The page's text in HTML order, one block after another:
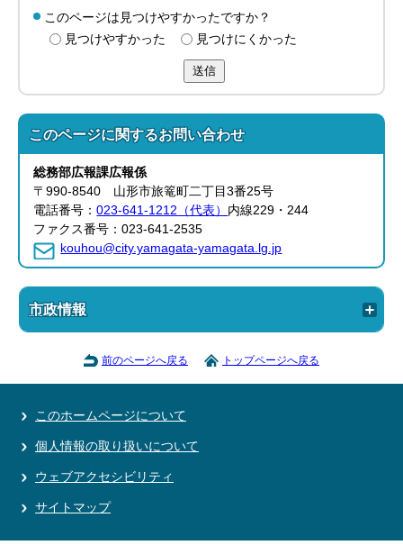
このページは見つけやすかったですか？
見つけやすかった
見つけにくかった
送信
このページに関するお問い合わせ
総務部広報課広報係
〒990-8540 山形市旅篭町二丁目3番25号
電話番号：023-641-1212（代表） 内線229・244
ファクス番号：023-641-2535
kouhou@city.yamagata-yamagata.lg.jp
市政情報
前のページへ戻る トップページへ戻る
このホームページについて
個人情報の取り扱いについて
ウェブアクセシビリティ
サイトマップ